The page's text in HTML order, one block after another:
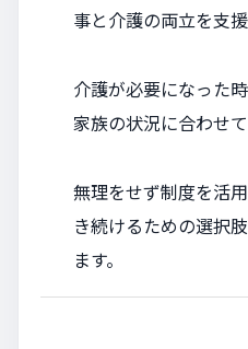
事と介護の両立を支
介護が必要になった
家族の状況に合わせて
無理をせず制度を活
き続けるための選択
ます。